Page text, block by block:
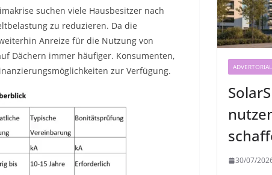
suchen viele Hausbesitzer nach
zu reduzieren. Da die
Anreize für die Nutzung von
Dächern immer häufiger. Konsumenten,
zur Verfügung.
30/07/